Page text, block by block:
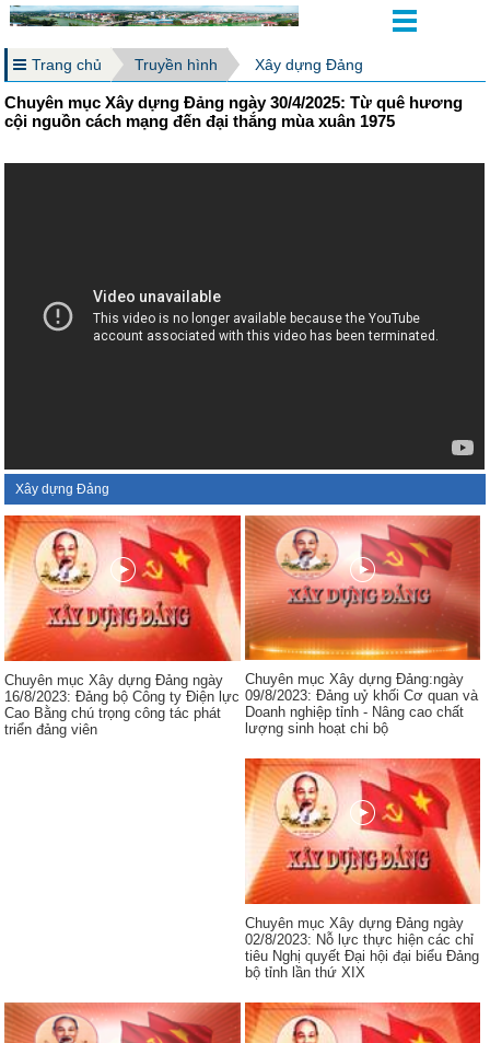
Trang chủ Truyền hình Xây dựng Đảng
Chuyên mục Xây dựng Đảng ngày 30/4/2025: Từ quê hương
cội nguồn cách mạng đến đại thắng mùa xuân 1975
Xây dựng Đảng
Chuyên mục Xây dựng Đảng ngày
16/8/2023: Đảng bộ Công ty Điện lực
Cao Bằng chú trọng công tác phát
triển đảng viên
Chuyên mục Xây dựng Đảng:ngày
09/8/2023: Đảng uỷ khối Cơ quan và
Doanh nghiệp tỉnh - Nâng cao chất
lượng sinh hoạt chi bộ
Chuyên mục Xây dựng Đảng ngày
02/8/2023: Nỗ lực thực hiện các chỉ
tiêu Nghị quyết Đại hội đại biểu Đảng
bộ tỉnh lần thứ XIX